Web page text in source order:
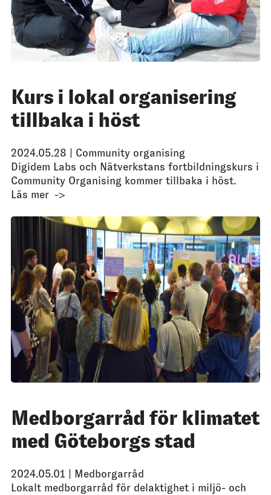
Kurs i lokal organisering
tillbaka i höst
2024.05.28 | Community organising
Digidem Labs och Nätverkstans fortbildningskurs i
Community Organising kommer tillbaka i höst.
Läs mer
Medborgarråd för klimatet
med Göteborgs stad
2024.05.01 |
Medborgarråd
Lokalt medborgarråd för delaktighet i miljö- och